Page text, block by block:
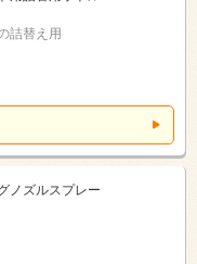
詰替え用
ノズルスプレー